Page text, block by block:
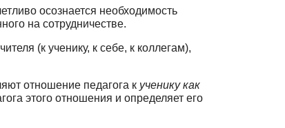
осознается необходимость
на сотрудничестве.
(к ученику, к себе, к коллегам),
отношение педагога к ученику как
этого отношения и опре­деляет его